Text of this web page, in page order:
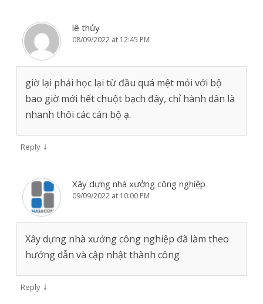
lê thủy
08/09/2022 at 12:45 PM
giờ lại phải học lại từ đầu quá mệt mỏi với bộ
bao giờ mới hết chuột bạch đây, chỉ hành dân là
nhanh thôi các cán bộ ạ.
Reply ↓
Xây dựng nhà xưởng công nghiệp
09/09/2022 at 10:00 PM
Xây dựng nhà xưởng công nghiệp đã làm theo
hướng dẫn và cập nhật thành công
Reply ↓